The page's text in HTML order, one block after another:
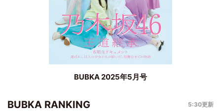
BUBKA 2025年5月号
BUBKA RANKING 5:30更新